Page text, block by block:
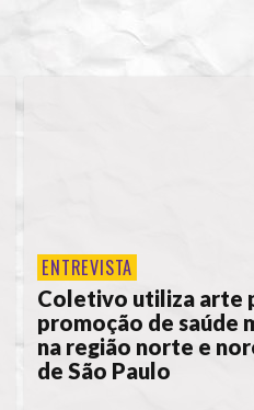
ENTREVISTA
Coletivo utiliza arte
promoção de saúde
na região norte e
de São Paulo